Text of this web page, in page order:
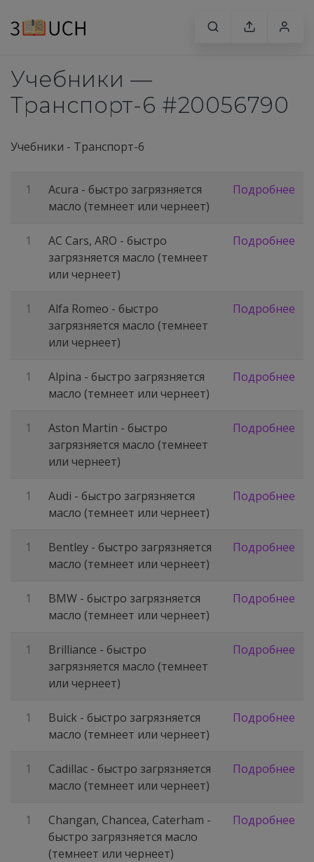
Учебники —
Транспорт-6 #20056790
Учебники - Транспорт-6
1
Acura - быстро загрязняется
масло (темнеет или чернеет)
Подробнее
1
AC Cars, ARO - быстро
загрязняется масло (темнеет
или чернеет)
Подробнее
1
Alfa Romeo - быстро
загрязняется масло (темнеет
или чернеет)
Подробнее
1
Alpina - быстро загрязняется
масло (темнеет или чернеет)
Подробнее
1
Aston Martin - быстро
загрязняется масло (темнеет
или чернеет)
Подробнее
1
Audi - быстро загрязняется
масло (темнеет или чернеет)
Подробнее
1
Bentley - быстро загрязняется
масло (темнеет или чернеет)
Подробнее
1
BMW - быстро загрязняется
масло (темнеет или чернеет)
Подробнее
1
Brilliance - быстро
загрязняется масло (темнеет
или чернеет)
Подробнее
1
Buick - быстро загрязняется
масло (темнеет или чернеет)
Подробнее
1
Cadillac - быстро загрязняется
масло (темнеет или чернеет)
Подробнее
1
Changan, Chancea, Caterham -
быстро загрязняется масло
(темнеет или чернеет)
Подробнее